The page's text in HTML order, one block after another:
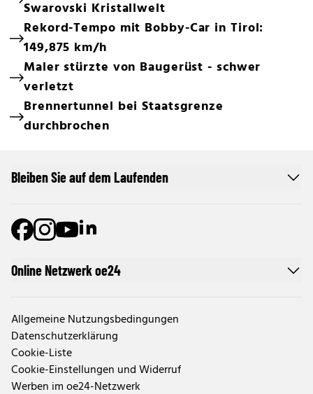
Swarovski Kristallwelt
Rekord-Tempo mit Bobby-Car in Tirol:
149,875 km/h
Maler stürzte von Baugerüst - schwer
verletzt
Brennertunnel bei Staatsgrenze
durchbrochen
Online Netzwerk oe24
Allgemeine Nutzungsbedingungen
Datenschutzerklärung
Cookie-Liste
Cookie-Einstellungen und Widerruf
Werben im oe24-Netzwerk
Bleiben Sie auf dem Laufenden